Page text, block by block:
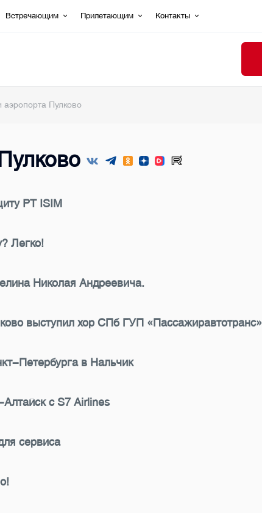
Встречающим Прилетающим Контакты
аэропорта Пулково
PT ISIM
Легко!
Николая Андреевича.
выступил хор СПб ГУП «Пассажиравтотранс»
Петербурга в Нальчик
с S7 Airlines
сервиса